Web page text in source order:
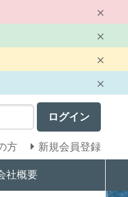
ログイン
方 新規会員登録
社概要